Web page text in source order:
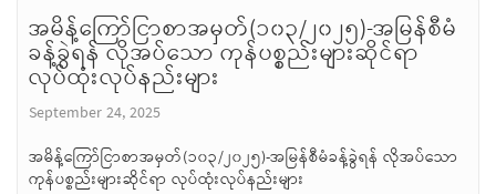
အမိန့်ကြော်ငြာစာအမှတ်(၁၀၃/၂၀၂၅)-အမြန်စီမံ
ခန့်ခွဲရန် လိုအပ်သော ကုန်ပစ္စည်းများဆိုင်ရာ
လုပ်ထုံးလုပ်နည်းများ
September 24, 2025
အမိန့်ကြော်ငြာစာအမှတ်(၁၀၃/၂၀၂၅)-အမြန်စီမံခန့်ခွဲရန် လိုအပ်သော
ကုန်ပစ္စည်းများဆိုင်ရာ လုပ်ထုံးလုပ်နည်းများ